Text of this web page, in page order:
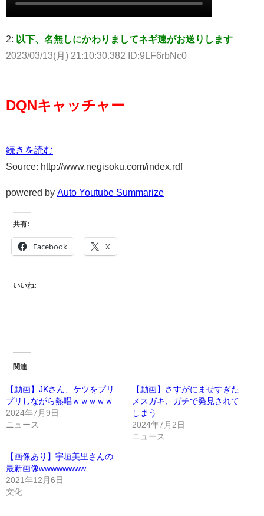
2: 以下、名無しにかわりましてネギ速がお送りします
2023/03/13(月) 21:10:30.382 ID:9LF6rbNc0
DQNキャッチャー
続きを読む
Source: http://www.negisoku.com/index.rdf
powered by Auto Youtube Summarize
共有:
Facebook X
いいね:
関連
【動画】JKさん、ケツをプリ
プリしながら熱唱ｗｗｗｗｗ
2024年7月9日
ニュース
【動画】さすがにませすぎた
メスガキ、ガチで発見されて
しまう
2024年7月2日
ニュース
【画像あり】宇垣美里さんの
最新画像wwwwwwww
2021年12月6日
文化